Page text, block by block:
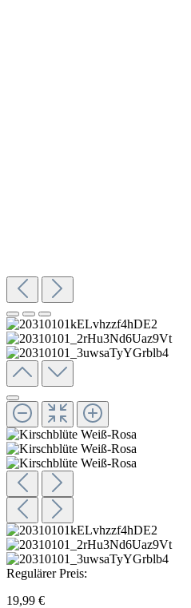
Regulärer Preis:
19,99 €